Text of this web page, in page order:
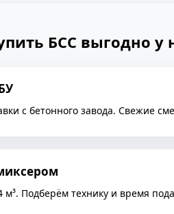
БСС выгодно у
с бетонного завода. Свежие
Подберём технику и время